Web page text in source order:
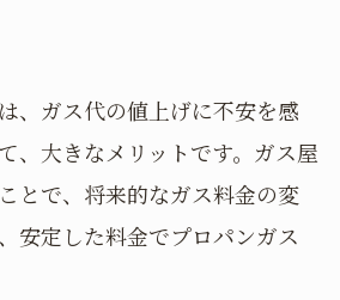
、ガス代の値上げに不安を感
、大きなメリットです。ガス屋
とで、将来的なガス料金の変
安定した料金でプロパンガス